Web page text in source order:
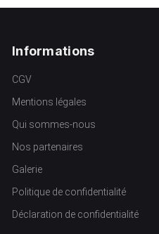
Informations
CGV
Mentions légales
Qui sommes-nous
Nos partenaires
Galerie
Politique de confidentialité
Déclaration de confidentialité